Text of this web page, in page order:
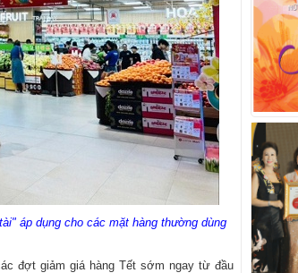
áp dụng cho các mặt hàng thường dùng
đợt giảm giá hàng Tết sớm ngay từ đầu